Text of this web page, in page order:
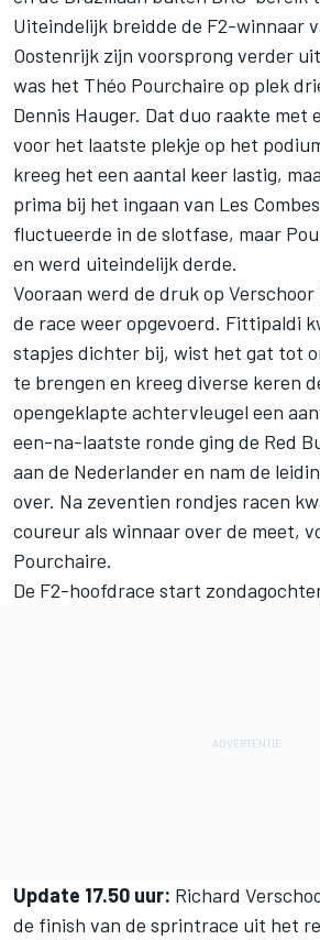
Uiteindelijk breidde de F2-winnaar
Oostenrijk zijn voorsprong verder
was het Théo Pourchaire op plek
Dennis Hauger. Dat duo raakte met
voor het laatste plekje op het
kreeg het een aantal keer lastig,
prima bij het ingaan van Les
fluctueerde in de slotfase, maar
en werd uiteindelijk derde.
Vooraan werd de druk op
de race weer opgevoerd. Fittipaldi
stapjes dichter bij, wist het gat tot
te brengen en kreeg diverse keren
opengeklapte achtervleugel een
een-na-laatste ronde ging de Red
aan de Nederlander en nam de
over. Na zeventien rondjes racen
coureur als winnaar over de meet,
Pourchaire.
De F2-hoofdrace start
Update 17.50 uur: Richard
de finish van de sprintrace uit het